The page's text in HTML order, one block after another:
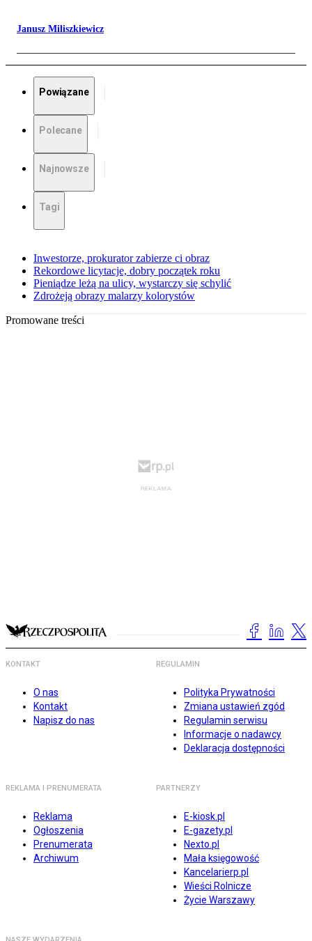
Janusz Miliszkiewicz
Powiązane
Polecane
Najnowsze
Tagi
Inwestorze, prokurator zabierze ci obraz
Rekordowe licytacje, dobry początek roku
Pieniądze leżą na ulicy, wystarczy się schylić
Zdrożeją obrazy malarzy kolorystów
Promowane treści
KONTAKT
O nas
Kontakt
Napisz do nas
REGULAMIN
Polityka Prywatności
Zmiana ustawień zgód
Regulamin serwisu
Informacje o nadawcy
Deklaracja dostępności
REKLAMA I PRENUMERATA
Reklama
Ogłoszenia
Prenumerata
Archiwum
PARTNERZY
E-kiosk.pl
E-gazety.pl
Nexto.pl
Mała księgowość
Kancelarierp.pl
Wieści Rolnicze
Życie Warszawy